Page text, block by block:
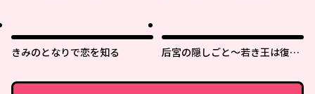
きみのとなりで恋を知る
后宮の隠しごと～若き王は復讐